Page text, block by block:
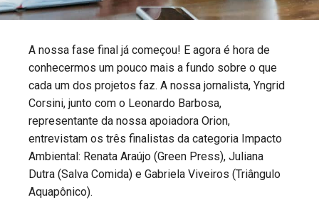
A nossa fase final já começou! E agora é hora de
conhecermos um pouco mais a fundo sobre o que
cada um dos projetos faz. A nossa jornalista, Yngrid
Corsini, junto com o Leonardo Barbosa,
representante da nossa apoiadora Orion,
entrevistam os três finalistas da categoria Impacto
Ambiental: Renata Araújo (Green Press), Juliana
Dutra (Salva Comida) e Gabriela Viveiros (Triângulo
Aquapônico).